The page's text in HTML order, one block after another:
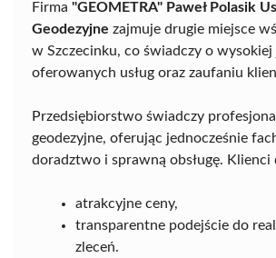
Firma "GEOMETRA" Paweł Polasik
Geodezyjne zajmuje drugie miejsce
w Szczecinku, co świadczy o wysokiej
oferowanych usług oraz zaufaniu
Przedsiębiorstwo świadczy
geodezyjne, oferując jednocześnie
doradztwo i sprawną obsługę. Klienci
atrakcyjne ceny,
transparentne podejście do
zleceń.